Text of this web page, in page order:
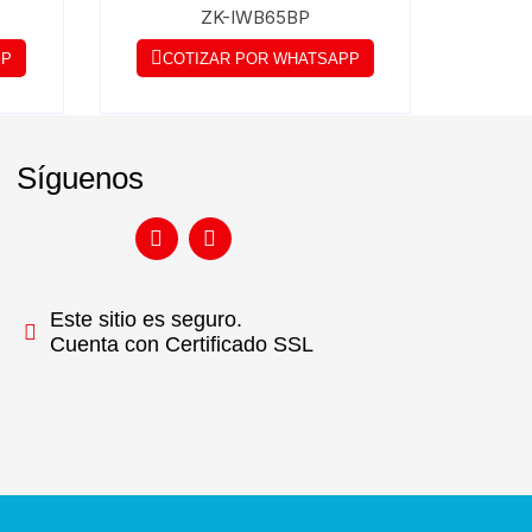
ZK-IWB65BP
COTIZAR POR WHATSAPP
Síguenos
Este sitio es seguro.
Cuenta con Certificado SSL